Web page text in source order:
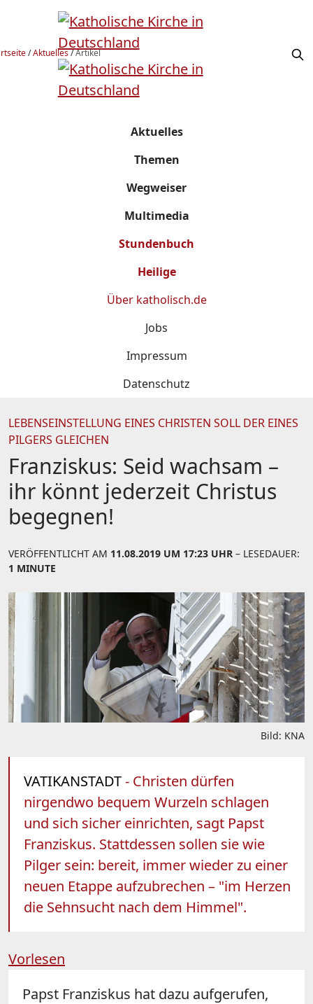
/Aktuelles/Artikel
Aktuelles
Themen
Wegweiser
Multimedia
Stundenbuch
Heilige
Über katholisch.de
Jobs
Impressum
Datenschutz
LEBENSEINSTELLUNG EINES CHRISTEN SOLL DER EINES
PILGERS GLEICHEN
Franziskus: Seid wachsam –
ihr könnt jederzeit Christus
begegnen!
VERÖFFENTLICHT AM 11.08.2019 UM 17:23 UHR – LESEDAUER:
1 MINUTE
Bild: KNA
VATIKANSTADT- Christen dürfen
nirgendwo bequem Wurzeln schlagen
und sich sicher einrichten, sagt Papst
Franziskus. Stattdessen sollen sie wie
Pilger sein: bereit, immer wieder zu einer
neuen Etappe aufzubrechen – "im Herzen
die Sehnsucht nach dem Himmel".
Vorlesen
Papst Franziskus hat dazu aufgerufen,